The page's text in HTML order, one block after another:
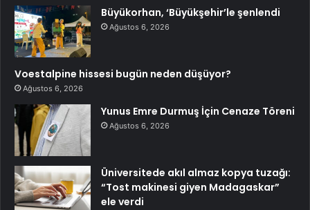
Büyükorhan, ‘Büyükşehir’le şenlendi
Ağustos 6, 2026
Voestalpine hissesi bugün neden düşüyor?
Ağustos 6, 2026
Yunus Emre Durmuş İçin Cenaze Töreni
Ağustos 6, 2026
Üniversitede akıl almaz kopya tuzağı:
“Tost makinesi giyen Madagaskar”
ele verdi